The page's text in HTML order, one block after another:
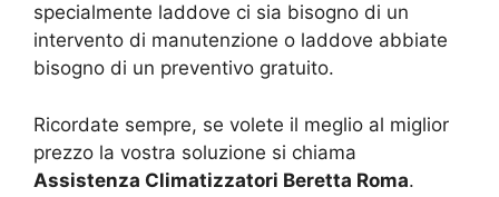
specialmente laddove ci sia bisogno di un
intervento di manutenzione o laddove abbiate
bisogno di un preventivo gratuito.
Ricordate sempre, se volete il meglio al miglior
prezzo la vostra soluzione si chiama
Assistenza Climatizzatori Beretta Roma.